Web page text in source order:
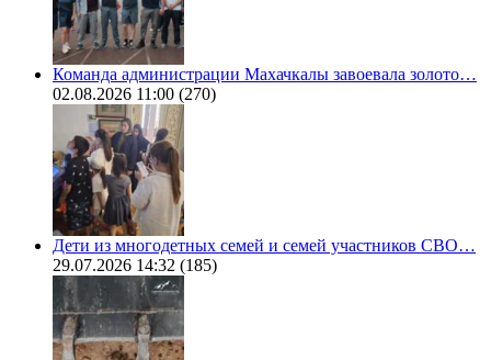
Команда администрации Махачкалы завоевала золото…
02.08.2026 11:00 (270)
Дети из многодетных семей и семей участников СВО…
29.07.2026 14:32 (185)